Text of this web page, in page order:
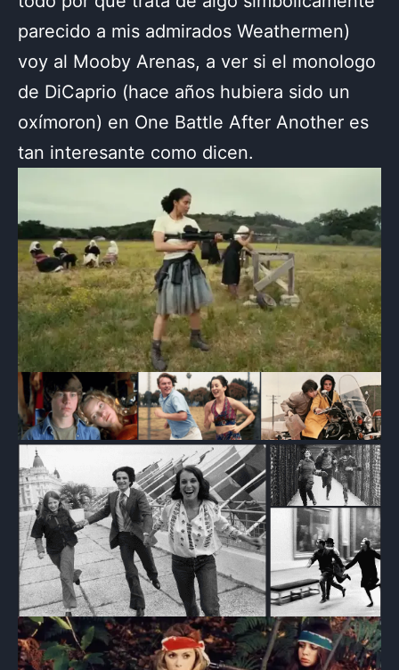
parecido a mis admirados Weathermen)
voy al Mooby Arenas, a ver si el monologo
de DiCaprio (hace años hubiera sido un
oxímoron) en One Battle After Another es
tan interesante como dicen.